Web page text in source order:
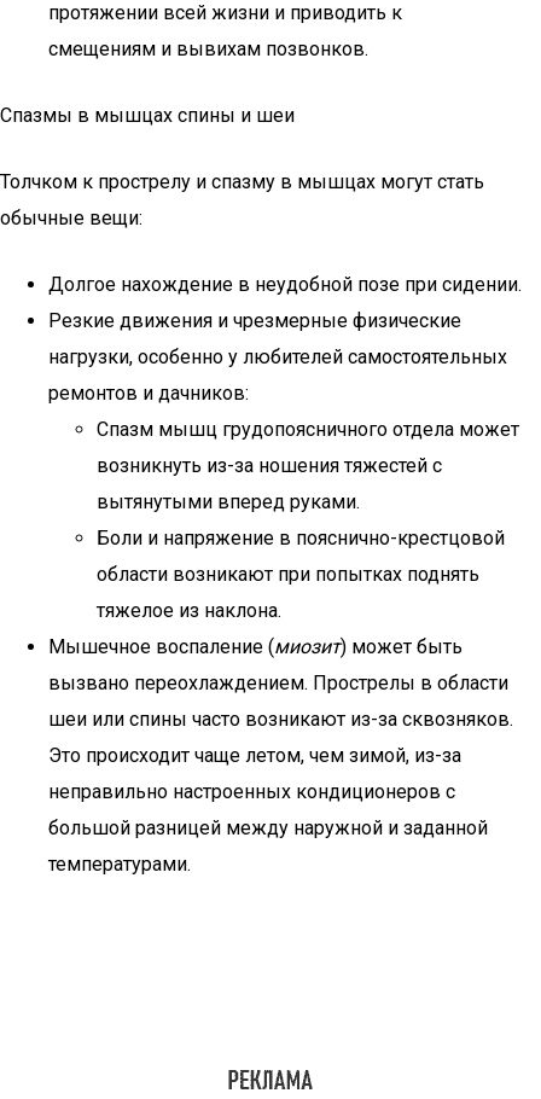
протяжении всей жизни и приводить к
смещениям и вывихам позвонков.
Спазмы в мышцах спины и шеи
Толчком к прострелу и спазму в мышцах могут стать
обычные вещи:
Долгое нахождение в неудобной позе при сидении.
Резкие движения и чрезмерные физические
нагрузки, особенно у любителей самостоятельных
ремонтов и дачников:
Спазм мышц грудопоясничного отдела может
возникнуть из-за ношения тяжестей с
вытянутыми вперед руками.
Боли и напряжение в пояснично-крестцовой
области возникают при попытках поднять
тяжелое из наклона.
Мышечное воспаление (миозит) может быть
вызвано переохлаждением. Прострелы в области
шеи или спины часто возникают из-за сквозняков.
Это происходит чаще летом, чем зимой, из-за
неправильно настроенных кондиционеров с
большой разницей между наружной и заданной
температурами.